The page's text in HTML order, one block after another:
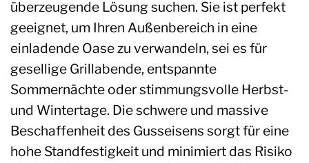
überzeugende Lösung suchen. Sie ist perfekt
geeignet, um Ihren Außenbereich in eine
einladende Oase zu verwandeln, sei es für
gesellige Grillabende, entspannte
Sommernächte oder stimmungsvolle Herbst-
und Wintertage. Die schwere und massive
Beschaffenheit des Gusseisens sorgt für eine
hohe Standfestigkeit und minimiert das Risiko